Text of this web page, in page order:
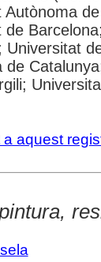
Autònoma
de
Universitat
de
aquest